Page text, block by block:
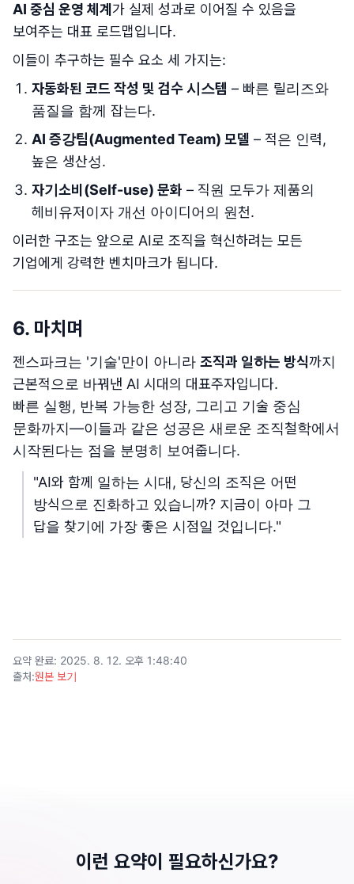
AI 중심 운영 체계 가 실제 성과로 이어질 수 있음을
보여주는 대표 로드맵입니다.
이들이 추구하는 필수 요소 세 가지는:
자동화된 코드 작성 및 검수 시스템 – 빠른 릴리즈와
품질을 함께 잡는다.
AI 증강팀(Augmented Team) 모델 – 적은 인력,
높은 생산성.
자기소비(Self-use) 문화 – 직원 모두가 제품의
헤비유저이자 개선 아이디어의 원천.
이러한 구조는 앞으로 AI로 조직을 혁신하려는 모든
기업에게 강력한 벤치마크가 됩니다.
6. 마치며
젠스파크는 '기술'만이 아니라 조직과 일하는 방식까지
근본적으로 바꿔낸 AI 시대의 대표주자입니다.
빠른 실행, 반복 가능한 성장, 그리고 기술 중심
문화까지—이들과 같은 성공은 새로운 조직철학에서
시작된다는 점을 분명히 보여줍니다.
"AI와 함께 일하는 시대, 당신의 조직은 어떤
방식으로 진화하고 있습니까? 지금이 아마 그
답을 찾기에 가장 좋은 시점일 것입니다."
요약 완료: 2025. 8. 12. 오후 1:48:40
출처:원본 보기
이런 요약이 필요하신가요?